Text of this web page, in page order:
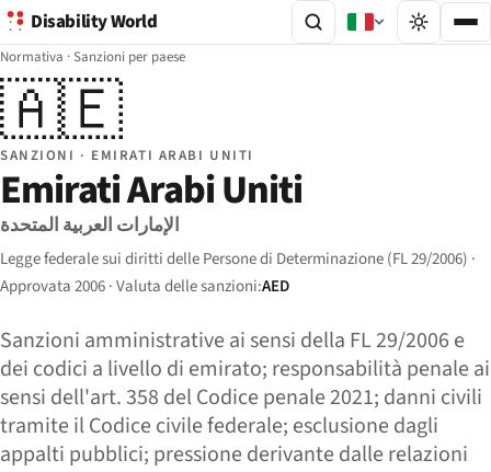
Disability World
Normativa ·Sanzioni per paese
🇦🇪
SANZIONI · EMIRATI ARABI UNITI
Emirati Arabi Uniti
الإمارات العربية المتحدة
Legge federale sui diritti delle Persone di Determinazione (FL 29/2006) ·
Approvata 2006 · Valuta delle sanzioni:AED
Sanzioni amministrative ai sensi della FL 29/2006 e
dei codici a livello di emirato; responsabilità penale ai
sensi dell'art. 358 del Codice penale 2021; danni civili
tramite il Codice civile federale; esclusione dagli
appalti pubblici; pressione derivante dalle relazioni